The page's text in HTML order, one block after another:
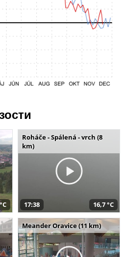
Roháče - Spálená - vrch (8
km)
17:38 16,7 °C
Meander Oravice (11 km)